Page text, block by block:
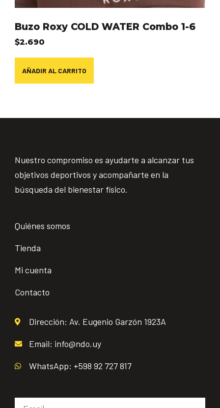
Buzo Roxy COLD WATER Combo 1-6
$2.690
AÑADIR AL CARRITO
Nuestro compromiso es ayudarte a alcanzar tus
objetivos deportivos y acompañarte en la
búsqueda del bienestar físico.
Quiénes somos
Tienda
Mi cuenta
Contacto
Dirección: Av. Eugenio Garzón 1923A
Email: info@ndo.uy
WhatsApp: +598 92 727 817